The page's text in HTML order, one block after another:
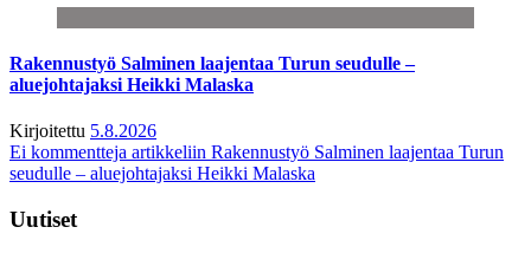
Rakennustyö Salminen laajentaa Turun seudulle –
aluejohtajaksi Heikki Malaska
Kirjoitettu 5.8.2026
Ei kommentteja artikkeliin Rakennustyö Salminen laajentaa Turun
seudulle – aluejohtajaksi Heikki Malaska
Uutiset